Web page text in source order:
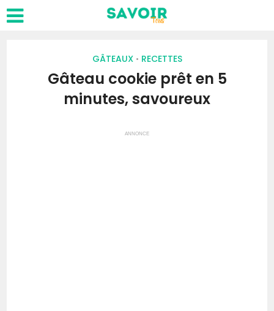
GÂTEAUX • RECETTES
Gâteau cookie prêt en 5
minutes, savoureux
ANNONCE